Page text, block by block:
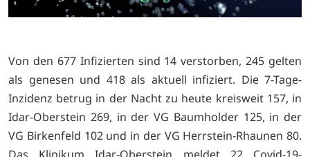
Von den 677 Infizierten sind 14 verstorben, 245 gelten
als genesen und 418 als aktuell infiziert. Die 7-Tage-
Inzidenz betrug in der Nacht zu heute kreisweit 157, in
Idar-Oberstein 269, in der VG Baumholder 125, in der
VG Birkenfeld 102 und in der VG Herrstein-Rhaunen 80.